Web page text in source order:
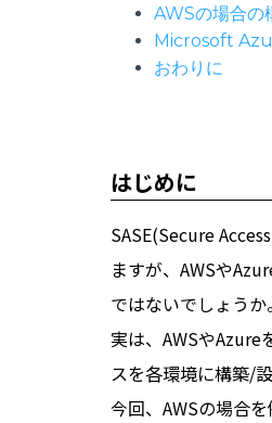
AWSの場合の
Microsoft
おわりに
はじめに
SASE(Secure
ますが、AWSや
ではないでしょうか。
実は、AWSや
スを各環境に構築/
今回、AWSの場合